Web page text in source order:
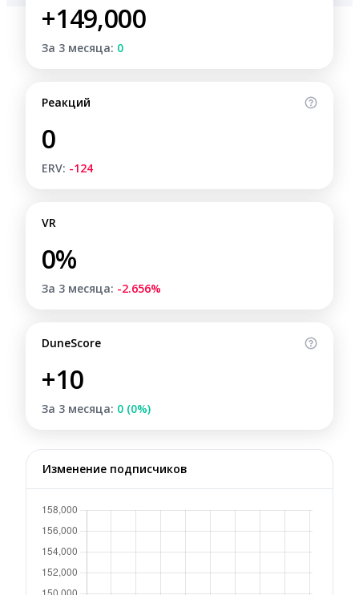
+149,000
За 3 месяца: 0
Реакций
0
ERV: -124
VR
0%
За 3 месяца: -2.656%
DuneScore
+10
За 3 месяца: 0 (0%)
Изменение подписчиков